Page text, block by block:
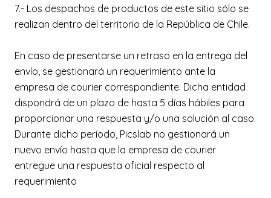
7.- Los despachos de productos de este sitio sólo se
realizan dentro del territorio de la República de Chile.
En caso de presentarse un retraso en la entrega del
envío, se gestionará un requerimiento ante la
empresa de courier correspondiente. Dicha entidad
dispondrá de un plazo de hasta 5 días hábiles para
proporcionar una respuesta y/o una solución al caso.
Durante dicho período, Picslab no gestionará un
nuevo envío hasta que la empresa de courier
entregue una respuesta oficial respecto al
requerimiento